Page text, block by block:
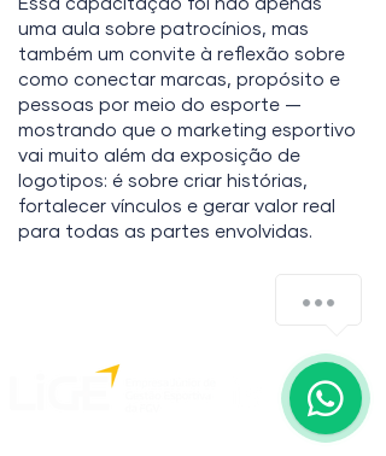
uma aula sobre patrocínios, mas
também um convite à reflexão sobre
como conectar marcas, propósito e
pessoas por meio do esporte —
mostrando que o marketing esportivo
vai muito além da exposição de
logotipos: é sobre criar histórias,
fortalecer vínculos e gerar valor real
para todas as partes envolvidas.